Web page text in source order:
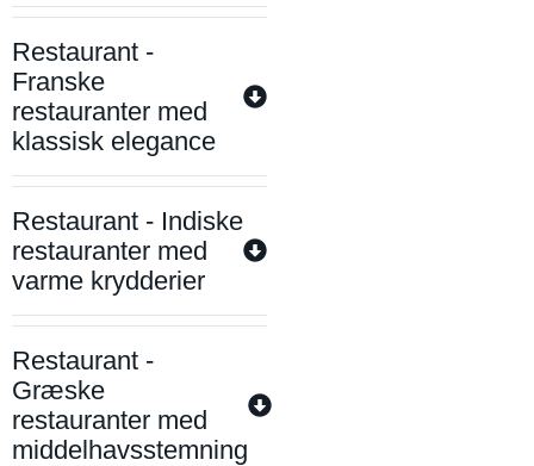
Restaurant -
Franske
restauranter med
klassisk elegance
Restaurant - Indiske
restauranter med
varme krydderier
Restaurant -
Græske
restauranter med
middelhavsstemning